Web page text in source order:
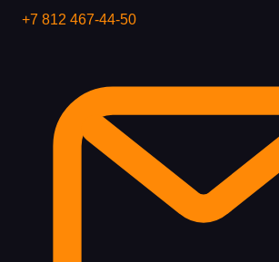
+7 812 467-44-50